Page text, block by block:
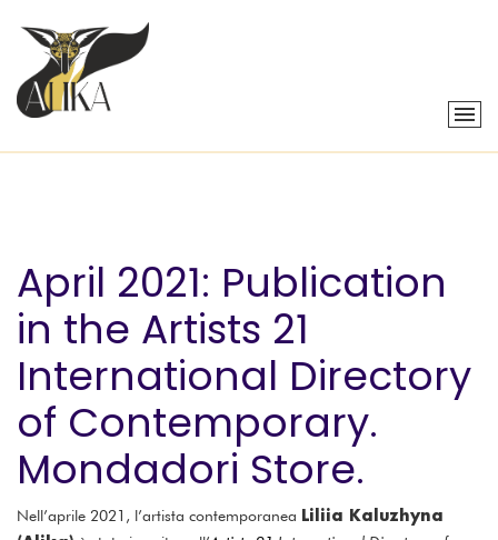
April 2021: Publication
in the Artists 21
International Directory
of Contemporary.
Mondadori Store.
Nell’aprile 2021, l’artista contemporanea Liliia Kaluzhyna